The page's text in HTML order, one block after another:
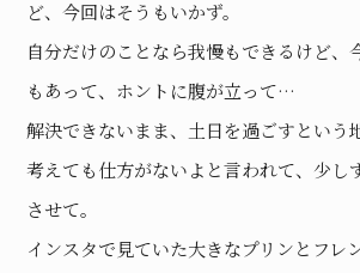
ど、今回はそうもいかず。
自分だけのことなら我慢もできるけど、
もあって、ホントに腹が立って…
解決できないまま、土日を過ごすという
考えても仕方がないよと言われて、少し
させて。
インスタで見ていた大きなプリンとフレ